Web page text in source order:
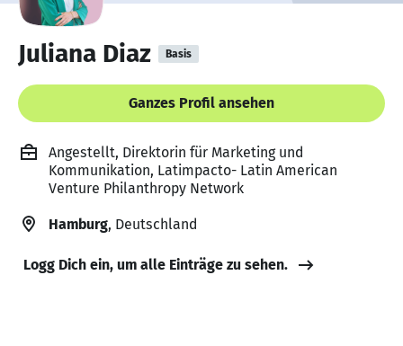
Juliana Diaz Basis
Ganzes Profil ansehen
Angestellt, Direktorin für Marketing und
Kommunikation, Latimpacto- Latin American
Venture Philanthropy Network
Hamburg, Deutschland
Logg Dich ein, um alle Einträge zu sehen.